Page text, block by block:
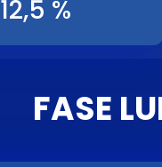
12,5 %
FASE